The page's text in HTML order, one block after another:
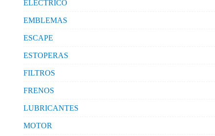
ELECTRICO
EMBLEMAS
ESCAPE
ESTOPERAS
FILTROS
FRENOS
LUBRICANTES
MOTOR